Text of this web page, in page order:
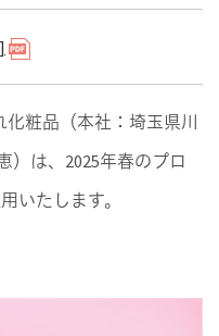
化粧品（本社：埼玉県川
）は、2025年春のプロ
いたします。